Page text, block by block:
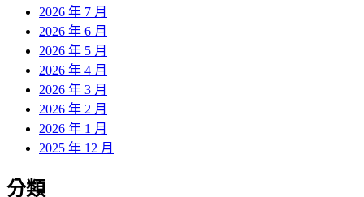
2026 年 7 月
2026 年 6 月
2026 年 5 月
2026 年 4 月
2026 年 3 月
2026 年 2 月
2026 年 1 月
2025 年 12 月
分類